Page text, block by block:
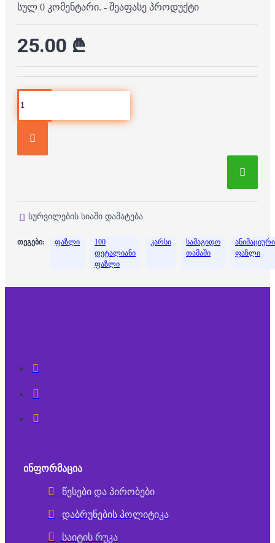
სულ 0 კომენტარი. - შეაფასე პროდუქტი
25.00 ₾
სურვილების სიაში დამატება
თეგები: ფაზლი
100
დეტალიანი
ფაზლი
კარსი
სამაგიდო
თამაში
ანიმაციური
ფაზლი
ᲘᲜᲤᲝᲠᲛᲐᲪᲘᲐ
წესები და პირობები
დაბრუნების პოლიტიკა
საიტის რუკა